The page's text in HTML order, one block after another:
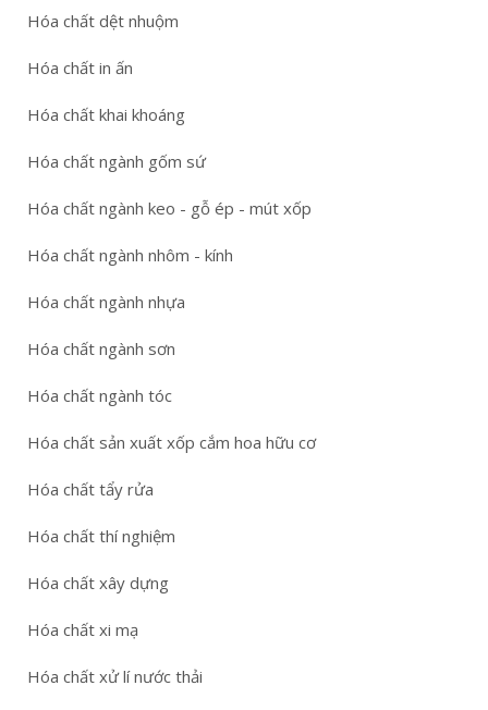
Hóa chất dệt nhuộm
Hóa chất in ấn
Hóa chất khai khoáng
Hóa chất ngành gốm sứ
Hóa chất ngành keo - gỗ ép - mút xốp
Hóa chất ngành nhôm - kính
Hóa chất ngành nhựa
Hóa chất ngành sơn
Hóa chất ngành tóc
Hóa chất sản xuất xốp cắm hoa hữu cơ
Hóa chất tẩy rửa
Hóa chất thí nghiệm
Hóa chất xây dựng
Hóa chất xi mạ
Hóa chất xử lí nước thải